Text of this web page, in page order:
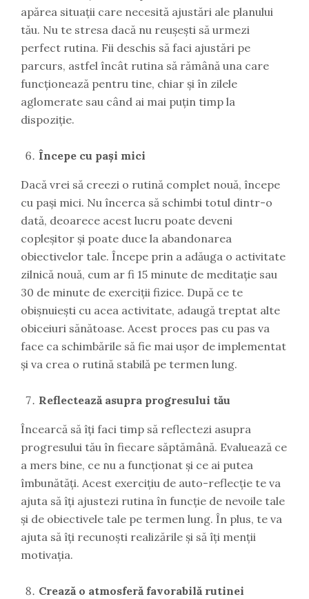
apărea situații care necesită ajustări ale planului
tău. Nu te stresa dacă nu reușești să urmezi
perfect rutina. Fii deschis să faci ajustări pe
parcurs, astfel încât rutina să rămână una care
funcționează pentru tine, chiar și în zilele
aglomerate sau când ai mai puțin timp la
dispoziție.
Începe cu pași mici
Dacă vrei să creezi o rutină complet nouă, începe
cu pași mici. Nu încerca să schimbi totul dintr-o
dată, deoarece acest lucru poate deveni
copleșitor și poate duce la abandonarea
obiectivelor tale. Începe prin a adăuga o activitate
zilnică nouă, cum ar fi 15 minute de meditație sau
30 de minute de exerciții fizice. După ce te
obișnuiești cu acea activitate, adaugă treptat alte
obiceiuri sănătoase. Acest proces pas cu pas va
face ca schimbările să fie mai ușor de implementat
și va crea o rutină stabilă pe termen lung.
Reflectează asupra progresului tău
Încearcă să îți faci timp să reflectezi asupra
progresului tău în fiecare săptămână. Evaluează ce
a mers bine, ce nu a funcționat și ce ai putea
îmbunătăți. Acest exercițiu de auto-reflecție te va
ajuta să îți ajustezi rutina în funcție de nevoile tale
și de obiectivele tale pe termen lung. În plus, te va
ajuta să îți recunoști realizările și să îți menții
motivația.
Crează o atmosferă favorabilă rutinei